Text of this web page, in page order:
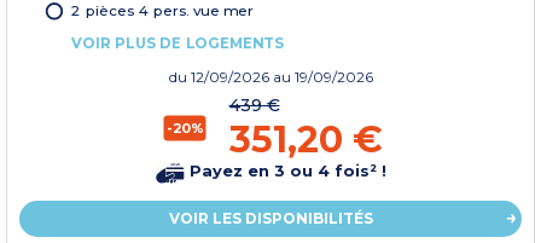
2 pièces 4 pers. vue mer
VOIR PLUS DE LOGEMENTS
du 12/09/2026 au 19/09/2026
-20%
439 €
351,20 €
Payez en 3 ou 4 fois² !
VOIR LES DISPONIBILITÉS